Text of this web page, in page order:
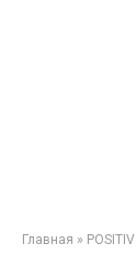
Главная » POSITIV